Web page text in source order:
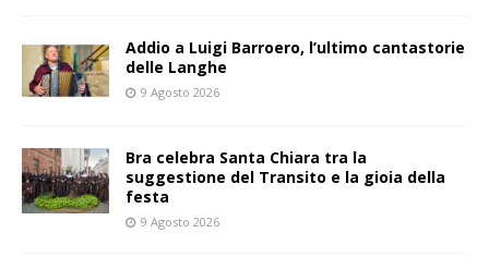
Addio a Luigi Barroero, l’ultimo cantastorie
delle Langhe
9 Agosto 2026
Bra celebra Santa Chiara tra la
suggestione del Transito e la gioia della
festa
9 Agosto 2026